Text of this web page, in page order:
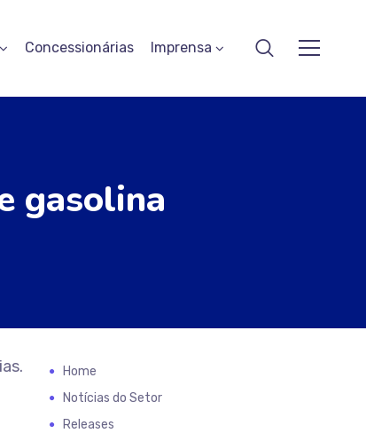
Concessionárias Imprensa
gasolina
Home
Notícias do Setor
Releases